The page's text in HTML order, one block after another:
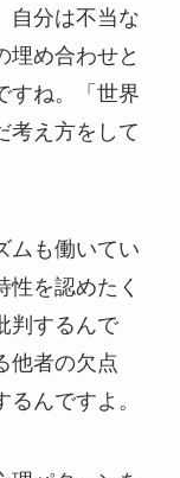
自分は不当な
埋め合わせと
すね。「世界
考え方をして
ムも働いてい
性を認めたく
判するんで
他者の欠点
んですよ。